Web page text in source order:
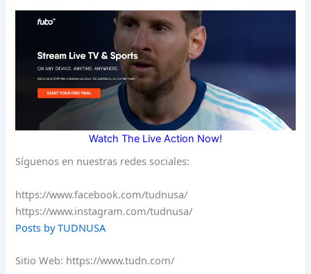
Watch The Live Action Now!
Síguenos en nuestras redes sociales:
https://www.facebook.com/tudnusa/
https://www.instagram.com/tudnusa/
Posts by TUDNUSA
Sitio Web: https://www.tudn.com/